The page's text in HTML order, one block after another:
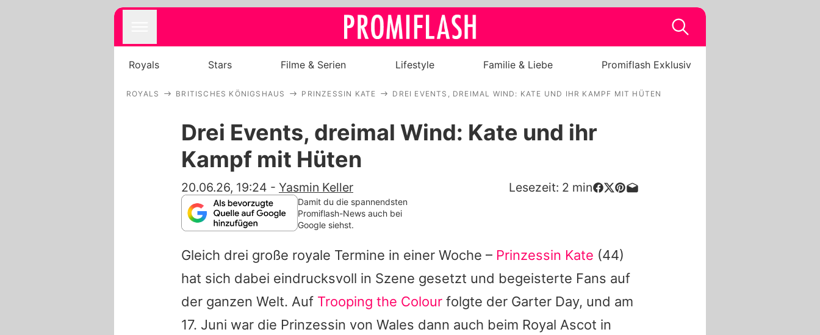
Royals
Stars
Familie & Liebe
App runterladen
Royals Stars Filme & Serien Lifestyle Familie & Liebe Promiflash Exklusiv
ROYALS BRITISCHES KÖNIGSHAUS PRINZESSIN KATE DREI EVENTS, DREIMAL WIND: KATE UND IHR KAMPF MIT HÜTEN
Drei Events, dreimal Wind: Kate und ihr
Kampf mit Hüten
20.06.26, 19:24 - Yasmin Keller Lesezeit: 2 min
Damit du die spannendsten
Promiflash-News auch bei
Google siehst.
Gleich drei große royale Termine in einer Woche – Prinzessin Kate (44)
hat sich dabei eindrucksvoll in Szene gesetzt und begeisterte Fans auf
der ganzen Welt. Auf Trooping the Colour folgte der Garter Day, und am
17. Juni war die Prinzessin von Wales dann auch beim Royal Ascot in